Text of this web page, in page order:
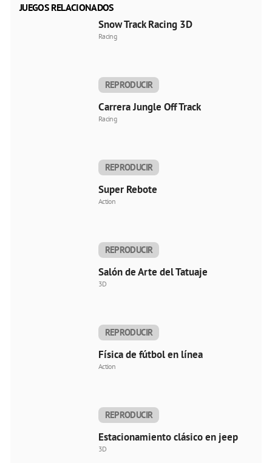
JUEGOS RELACIONADOS
Snow Track Racing 3D
Racing
REPRODUCIR
Carrera Jungle Off Track
Racing
REPRODUCIR
Super Rebote
Action
REPRODUCIR
AHORA
Salón de Arte del Tatuaje
3D
REPRODUCIR
Física de fútbol en línea
Action
REPRODUCIR
Estacionamiento clásico en jeep
3D